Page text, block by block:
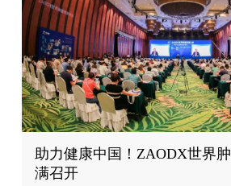
助力健康中国！ZAODX世界
满召开